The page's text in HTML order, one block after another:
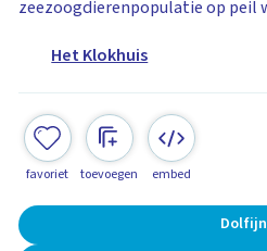
zeezoogdierenpopulatie op peil
Het Klokhuis
favoriet toevoegen embed
Dolfijn